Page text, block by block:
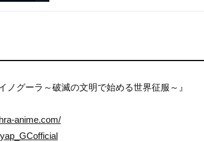
ノグーラ～破滅の文明で始める世界征服～』
anime.com/